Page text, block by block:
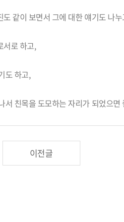
도 같이 보면서 그에 대한 얘기도 나
서로 하고,
도 하고,
서 친목을 도모하는 자리가 되었으면
이전글